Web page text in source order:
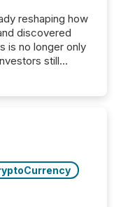
reshaping how
discovered
is no longer only
still
500